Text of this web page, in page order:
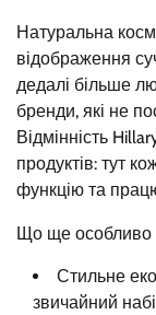
Натуральна
відображення
дедалі більше
бренди, які не
Відмінність
продуктів: тут
функцію та
Що ще особливо
Стильне
звичайний